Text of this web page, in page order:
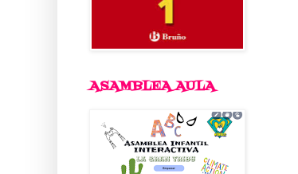
ASAMBLEA AULA